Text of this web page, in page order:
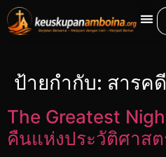
ป้ายกำกับ: สารค
The Greatest
คืนแห่งประวัติศาสต